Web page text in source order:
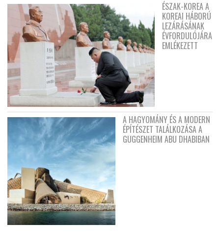
ÉSZAK-KOREA A
KOREAI HÁBORÚ
LEZÁRÁSÁNAK
ÉVFORDULÓJÁRA
EMLÉKEZETT
A HAGYOMÁNY ÉS A MODERN
ÉPÍTÉSZET TALÁLKOZÁSA A
GUGGENHEIM ABU DHABIBAN